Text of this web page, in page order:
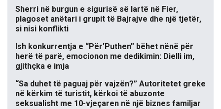
Sherri në burgun e sigurisë së lartë në Fier,
plagoset anëtari i grupit të Bajrajve dhe një tjetër,
si nisi konflikti
Ish konkurrentja e “Për’Puthen” bëhet nënë për
herë të parë, emocionon me dedikimin: Dielli im,
gjithçka e imja
“Sa duhet të paguaj për vajzën?” Autoritetet greke
në kërkim të turistit, kërkoi të abuzonte
seksualisht me 10-vjeçaren në një biznes familjar